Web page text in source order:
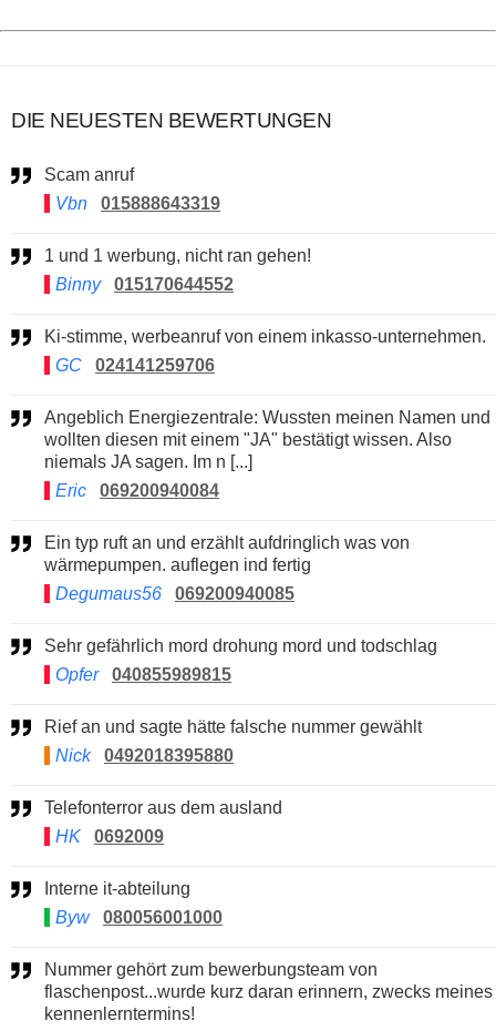
DIE NEUESTEN BEWERTUNGEN
Scam anruf
Vbn
015888643319
1 und 1 werbung, nicht ran gehen!
Binny
015170644552
Ki-stimme, werbeanruf von einem inkasso-unternehmen.
GC
024141259706
Angeblich Energiezentrale: Wussten meinen Namen und
wollten diesen mit einem "JA" bestätigt wissen. Also
niemals JA sagen. Im n [...]
Eric
069200940084
Ein typ ruft an und erzählt aufdringlich was von
wärmepumpen. auflegen ind fertig
Degumaus56
069200940085
Sehr gefährlich mord drohung mord und todschlag
Opfer
040855989815
Rief an und sagte hätte falsche nummer gewählt
Nick
0492018395880
Telefonterror aus dem ausland
HK
0692009
Interne it-abteilung
Byw
080056001000
Nummer gehört zum bewerbungsteam von
flaschenpost...wurde kurz daran erinnern, zwecks meines
kennenlerntermins!